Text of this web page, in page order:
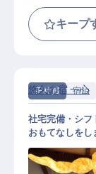
キープ
正社員 宿泊
悠久の宿 一心
社宅完備・シフ
おもてなしをし